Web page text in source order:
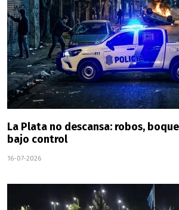
La Plata no descansa: robos,
bajo control
16-07-2026